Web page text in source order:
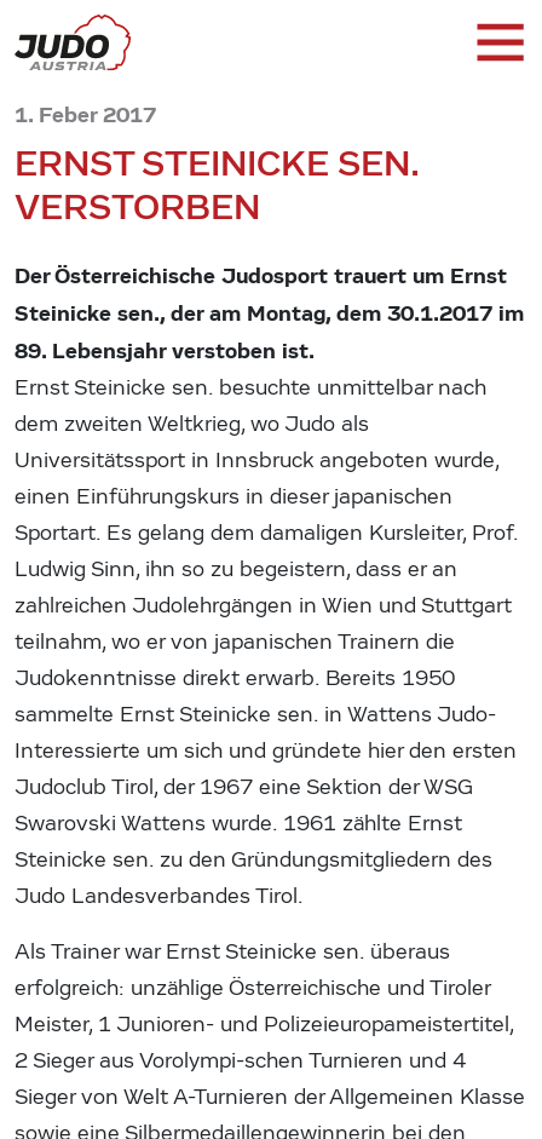
1. Feber 2017
ERNST STEINICKE SEN.
VERSTORBEN
Der Österreichische Judosport trauert um Ernst
Steinicke sen., der am Montag, dem 30.1.2017 im
89. Lebensjahr verstoben ist.
Ernst Steinicke sen. besuchte unmittelbar nach
dem zweiten Weltkrieg, wo Judo als
Universitätssport in Innsbruck angeboten wurde,
einen Einführungskurs in dieser japanischen
Sportart. Es gelang dem damaligen Kursleiter, Prof.
Ludwig Sinn, ihn so zu begeistern, dass er an
zahlreichen Judolehrgängen in Wien und Stuttgart
teilnahm, wo er von japanischen Trainern die
Judokenntnisse direkt erwarb. Bereits 1950
sammelte Ernst Steinicke sen. in Wattens Judo-
Interessierte um sich und gründete hier den ersten
Judoclub Tirol, der 1967 eine Sektion der WSG
Swarovski Wattens wurde. 1961 zählte Ernst
Steinicke sen. zu den Gründungsmitgliedern des
Judo Landesverbandes Tirol.
Als Trainer war Ernst Steinicke sen. überaus
erfolgreich: unzählige Österreichische und Tiroler
Meister, 1 Junioren- und Polizeieuropameistertitel,
2 Sieger aus Vorolympi-schen Turnieren und 4
Sieger von Welt A-Turnieren der Allgemeinen Klasse
sowie eine Silbermedaillengewinnerin bei den